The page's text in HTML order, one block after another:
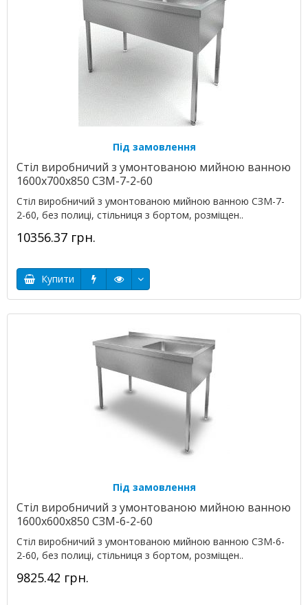
Під замовлення
Стіл виробничий з умонтованою мийною ванною
1600х700х850 СЗМ-7-2-60
Стіл виробничий з умонтованою мийною ванною СЗМ-7-
2-60, без полиці, стільниця з бортом, розміщен..
10356.37 грн.
Купити
Під замовлення
Стіл виробничий з умонтованою мийною ванною
1600х600х850 СЗМ-6-2-60
Стіл виробничий з умонтованою мийною ванною СЗМ-6-
2-60, без полиці, стільниця з бортом, розміщен..
9825.42 грн.